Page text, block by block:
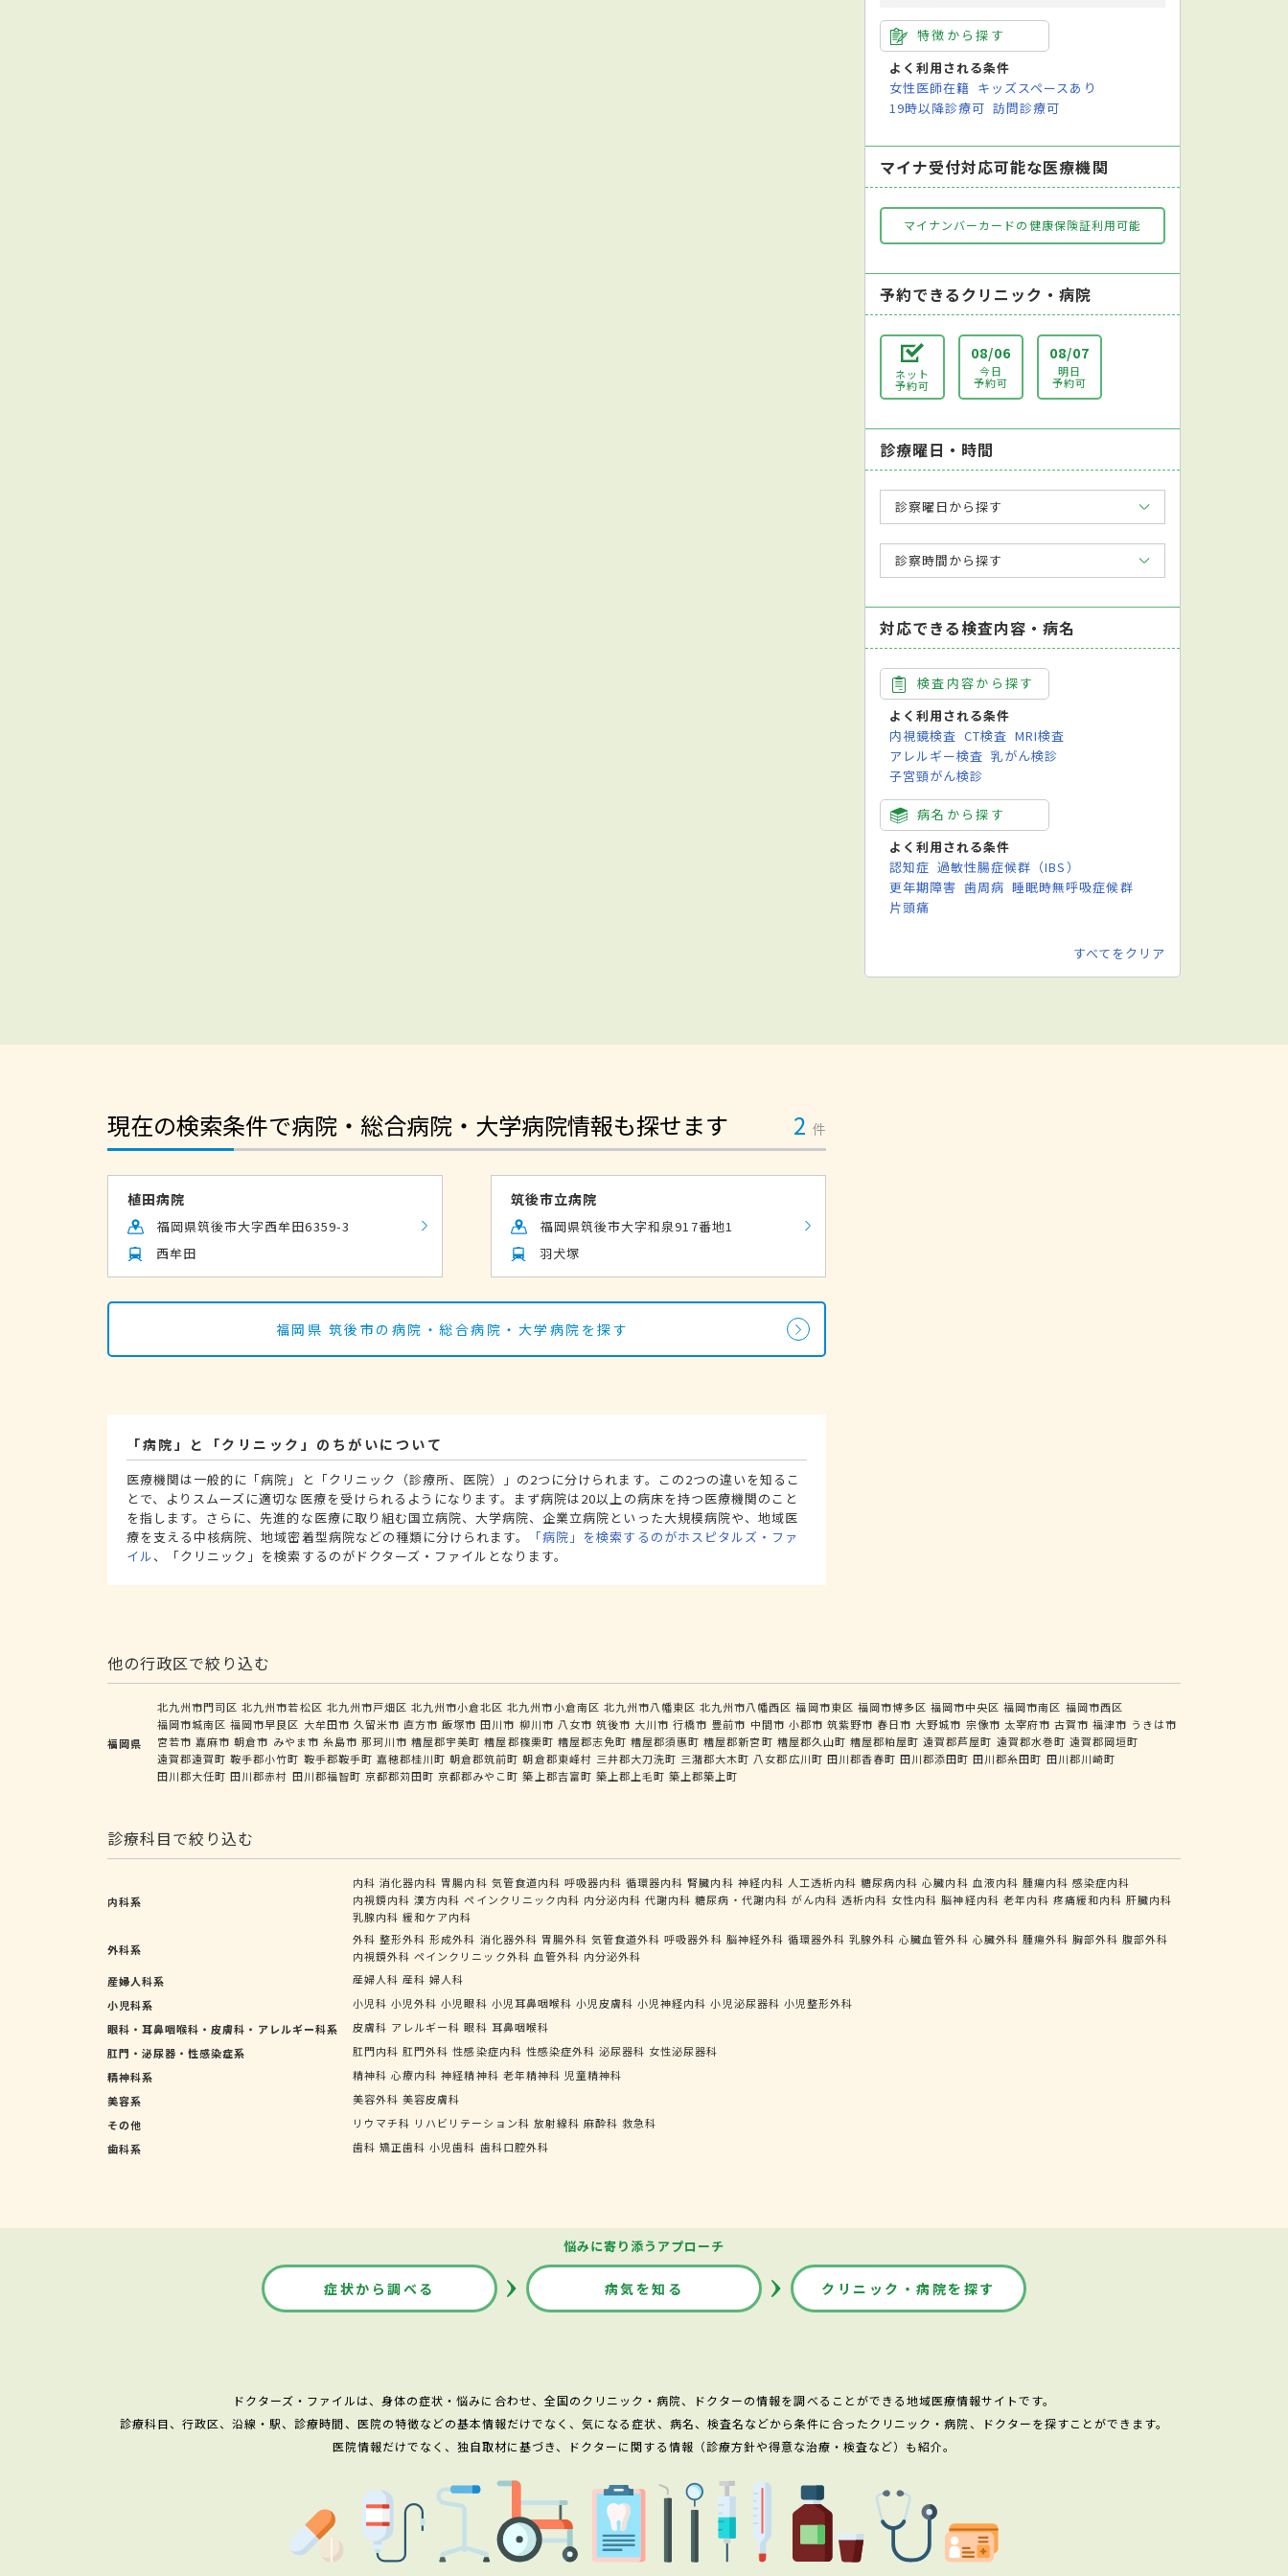
特徴から探す
よく利用される条件
女性医師在籍 キッズスペースあり
19時以降診療可 訪問診療可
マイナ受付対応可能な医療機関
マイナンバーカードの健康保険証利用可能
予約できるクリニック・病院
ネット
予約可
08/06
今日
予約可
08/07
明日
予約可
診療曜日・時間
診察曜日から探す
診察時間から探す
対応できる検査内容・病名
検査内容から探す
よく利用される条件
内視鏡検査 CT検査 MRI検査
アレルギー検査 乳がん検診
子宮頸がん検診
病名から探す
よく利用される条件
認知症 過敏性腸症候群（IBS）
更年期障害 歯周病 睡眠時無呼吸症候群
片頭痛
すべてをクリア
現在の検索条件で病院・総合病院・大学病院情報も探せます 2 件
植田病院
福岡県筑後市大字西牟田6359-3
西牟田
筑後市立病院
福岡県筑後市大字和泉917番地1
羽犬塚
福岡県 筑後市の病院・総合病院・大学病院を探す
「病院」と「クリニック」のちがいについて
医療機関は一般的に「病院」と「クリニック（診療所、医院）」の2つに分けられます。この2つの違いを知るこ
とで、よりスムーズに適切な医療を受けられるようになります。まず病院は20以上の病床を持つ医療機関のこと
を指します。さらに、先進的な医療に取り組む国立病院、大学病院、企業立病院といった大規模病院や、地域医
療を支える中核病院、地域密着型病院などの種類に分けられます。
「病院」を検索するのがホスピタルズ・ファ
イル、「クリニック」を検索するのがドクターズ・ファイルとなります。
他の行政区で絞り込む
福岡県
北九州市門司区 北九州市若松区 北九州市戸畑区 北九州市小倉北区 北九州市小倉南区 北九州市八幡東区 北九州市八幡西区 福岡市東区 福岡市博多区 福岡市中央区 福岡市南区 福岡市西区
福岡市城南区 福岡市早良区 大牟田市 久留米市 直方市 飯塚市 田川市 柳川市 八女市 筑後市 大川市 行橋市 豊前市 中間市 小郡市 筑紫野市 春日市 大野城市 宗像市 太宰府市 古賀市 福津市 うきは市
宮若市 嘉麻市 朝倉市 みやま市 糸島市 那珂川市 糟屋郡宇美町 糟屋郡篠栗町 糟屋郡志免町 糟屋郡須惠町 糟屋郡新宮町 糟屋郡久山町 糟屋郡粕屋町 遠賀郡芦屋町 遠賀郡水巻町 遠賀郡岡垣町
遠賀郡遠賀町 鞍手郡小竹町 鞍手郡鞍手町 嘉穂郡桂川町 朝倉郡筑前町 朝倉郡東峰村 三井郡大刀洗町 三潴郡大木町 八女郡広川町 田川郡香春町 田川郡添田町 田川郡糸田町 田川郡川崎町
田川郡大任町 田川郡赤村 田川郡福智町 京都郡苅田町 京都郡みやこ町 築上郡吉富町 築上郡上毛町 築上郡築上町
診療科目で絞り込む
内科系
内科 消化器内科 胃腸内科 気管食道内科 呼吸器内科 循環器内科 腎臓内科 神経内科 人工透析内科 糖尿病内科 心臓内科 血液内科 腫瘍内科 感染症内科
内視鏡内科 漢方内科 ペインクリニック内科 内分泌内科 代謝内科 糖尿病・代謝内科 がん内科 透析内科 女性内科 脳神経内科 老年内科 疼痛緩和内科 肝臓内科
乳腺内科 緩和ケア内科
外科系
外科 整形外科 形成外科 消化器外科 胃腸外科 気管食道外科 呼吸器外科 脳神経外科 循環器外科 乳腺外科 心臓血管外科 心臓外科 腫瘍外科 胸部外科 腹部外科
内視鏡外科 ペインクリニック外科 血管外科 内分泌外科
産婦人科系
産婦人科 産科 婦人科
小児科系
小児科 小児外科 小児眼科 小児耳鼻咽喉科 小児皮膚科 小児神経内科 小児泌尿器科 小児整形外科
眼科・耳鼻咽喉科・皮膚科・アレルギー科系
皮膚科 アレルギー科 眼科 耳鼻咽喉科
肛門・泌尿器・性感染症系
肛門内科 肛門外科 性感染症内科 性感染症外科 泌尿器科 女性泌尿器科
精神科系
精神科 心療内科 神経精神科 老年精神科 児童精神科
美容系
美容外科 美容皮膚科
その他
リウマチ科 リハビリテーション科 放射線科 麻酔科 救急科
歯科系
歯科 矯正歯科 小児歯科 歯科口腔外科
悩みに寄り添うアプローチ
症状から調べる 病気を知る クリニック・病院を探す
ドクターズ・ファイルは、身体の症状・悩みに合わせ、全国のクリニック・病院、ドクターの情報を調べることができる地域医療情報サイトです。
診療科目、行政区、沿線・駅、診療時間、医院の特徴などの基本情報だけでなく、気になる症状、病名、検査名などから条件に合ったクリニック・病院、ドクターを探すことができます。
医院情報だけでなく、独自取材に基づき、ドクターに関する情報（診療方針や得意な治療・検査など）も紹介。